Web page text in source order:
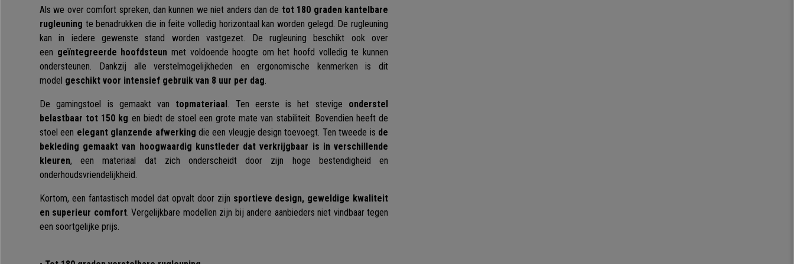
Als we over comfort spreken, dan kunnen we niet anders dan de tot 180 graden kantelbare
rugleuning te benadrukken die in feite volledig horizontaal kan worden gelegd. De rugleuning
kan in iedere gewenste stand worden vastgezet. De rugleuning beschikt ook over
een geïntegreerde hoofdsteun met voldoende hoogte om het hoofd volledig te kunnen
ondersteunen. Dankzij alle verstelmogelijkheden en ergonomische kenmerken is dit
model geschikt voor intensief gebruik van 8 uur per dag.
De gamingstoel is gemaakt van topmateriaal. Ten eerste is het stevige onderstel
belastbaar tot 150 kg en biedt de stoel een grote mate van stabiliteit. Bovendien heeft de
stoel een elegant glanzende afwerking die een vleugje design toevoegt. Ten tweede is de
bekleding gemaakt van hoogwaardig kunstleder dat verkrijgbaar is in verschillende
kleuren, een materiaal dat zich onderscheidt door zijn hoge bestendigheid en
onderhoudsvriendelijkheid.
Kortom, een fantastisch model dat opvalt door zijn sportieve design, geweldige kwaliteit
en superieur comfort. Vergelijkbare modellen zijn bij andere aanbieders niet vindbaar tegen
een soortgelijke prijs.